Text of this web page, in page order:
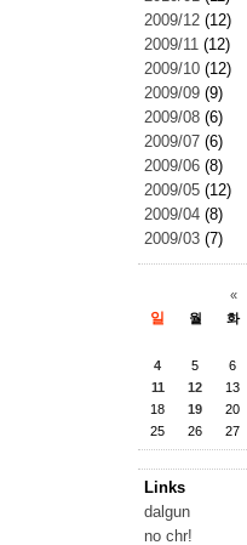
2009/12 (12)
2009/11 (12)
2009/10 (12)
2009/09 (9)
2009/08 (6)
2009/07 (6)
2009/06 (8)
2009/05 (12)
2009/04 (8)
2009/03 (7)
«
일 월 화
4
5 6
11
12 13
18
19 20
25
26 27
Links
dalgun
no chr!